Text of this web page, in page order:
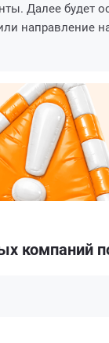
Далее будет
направление
компаний